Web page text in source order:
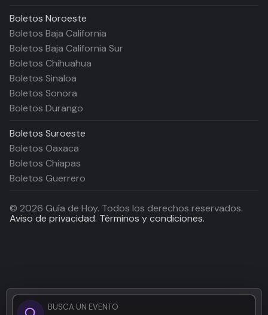
BUSCA UN EVENTO
Boletos Noroeste
Boletos Baja California
Boletos Baja California Sur
Boletos Chihuahua
Boletos Sinaloa
Boletos Sonora
Boletos Durango
Boletos Suroeste
Boletos Oaxaca
Boletos Chiapas
Boletos Guerrero
© 2026 Guía de Hoy. Todos los derechos reservados.
Aviso de privacidad. Términos y condiciones.